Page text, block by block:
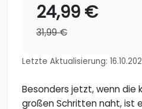
24,99 €
31,99 €
Letzte Aktualisierung:
Besonders jetzt, wenn die
großen Schritten naht, ist